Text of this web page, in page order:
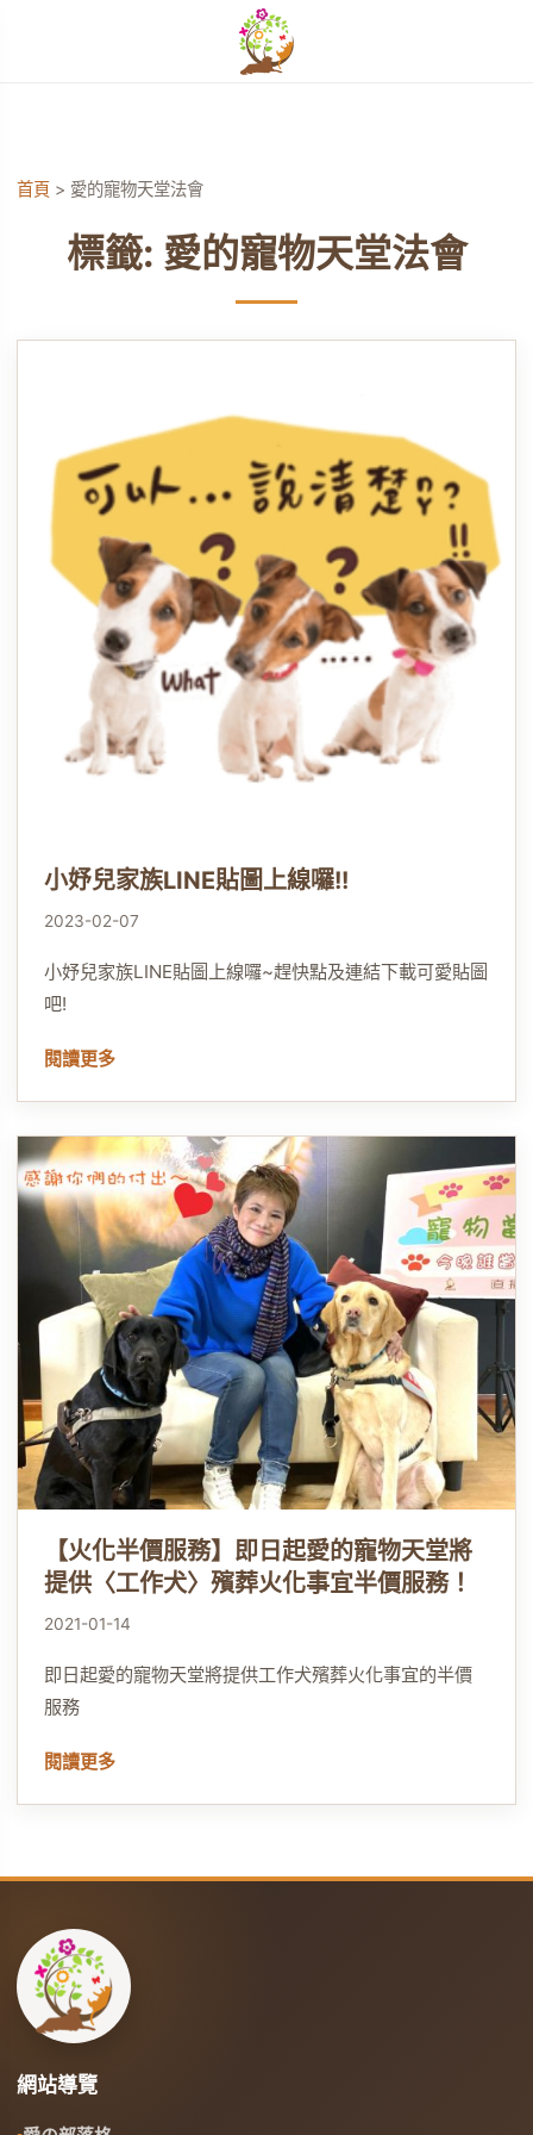
首頁 > 愛的寵物天堂法會
標籤: 愛的寵物天堂法會
小妤兒家族LINE貼圖上線囉!!
2023-02-07
小妤兒家族LINE貼圖上線囉~趕快點及連結下載可愛貼圖
吧!
閱讀更多
【火化半價服務】即日起愛的寵物天堂將
提供〈工作犬〉殯葬火化事宜半價服務！
2021-01-14
即日起愛的寵物天堂將提供工作犬殯葬火化事宜的半價
服務
閱讀更多
網站導覽